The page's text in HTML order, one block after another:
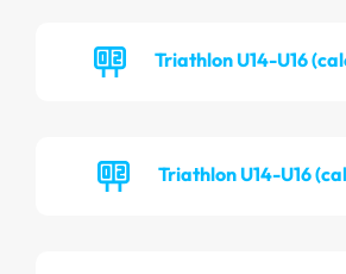
Triathlon U14-U16
Triathlon U14-U16